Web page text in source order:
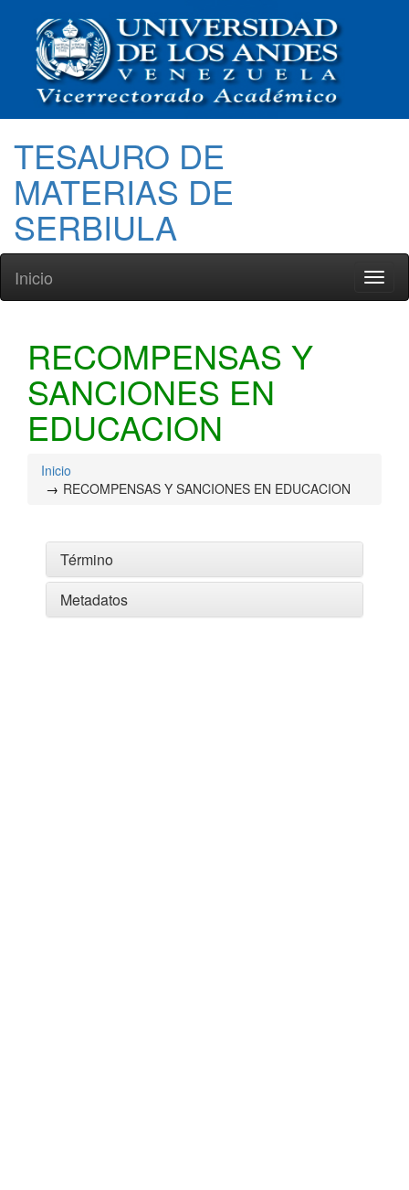
TESAURO DE
MATERIAS DE
SERBIULA
Inicio
RECOMPENSAS Y
SANCIONES EN
EDUCACION
Inicio
RECOMPENSAS Y SANCIONES EN EDUCACION
Término
Metadatos